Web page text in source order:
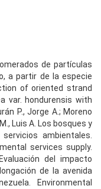
de partículas
a partir de la especie
of oriented strand
var. hondurensis with
P., Jorge A.; Moreno
Luis A. Los bosques y
ambientales.
services supply.
del impacto
de la avenida
Environmental